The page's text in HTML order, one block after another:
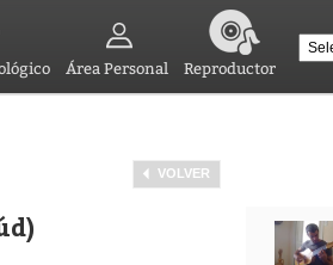
Área Personal Reproductor
VOLVER